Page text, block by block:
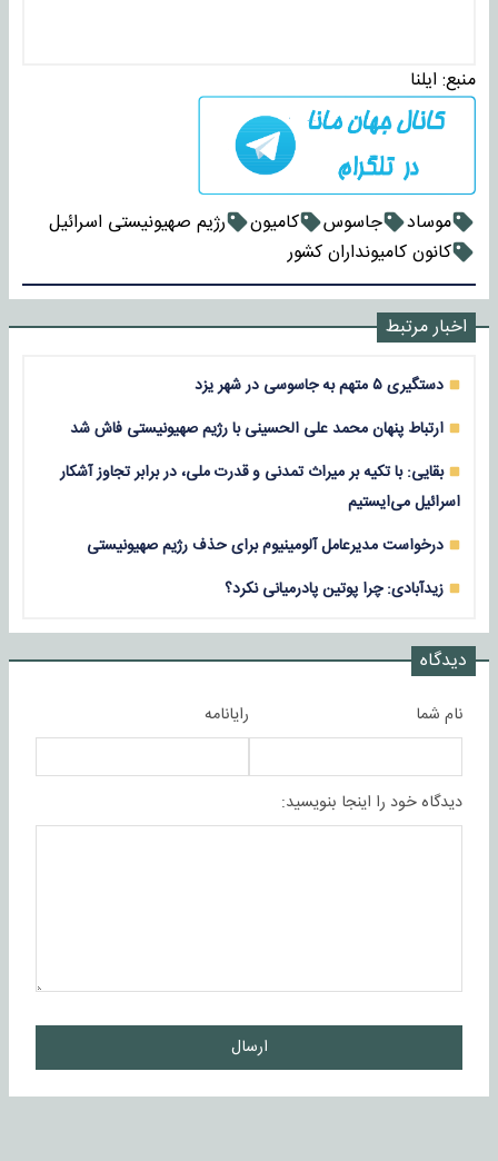
منبع: ایلنا
موساد جاسوس کامیون
رژیم صهیونیستی اسرائیل
کانون کامیونداران کشور
اخبار مرتبط
دستگیری ۵ متهم به جاسوسی در شهر یزد
ارتباط پنهان محمد علی الحسینی با رژیم صهیونیستی فاش شد
بقایی: با تکیه بر میراث تمدنی و قدرت ملی، در برابر تجاوز آشکار
اسرائیل می‌ایستیم
درخواست مدیرعامل آلومینیوم برای حذف رژیم صهیونیستی
زیدآبادی: چرا پوتین پادرمیانی نکرد؟
دیدگاه
نام شما رایانامه
دیدگاه خود را اینجا بنویسید:
ارسال